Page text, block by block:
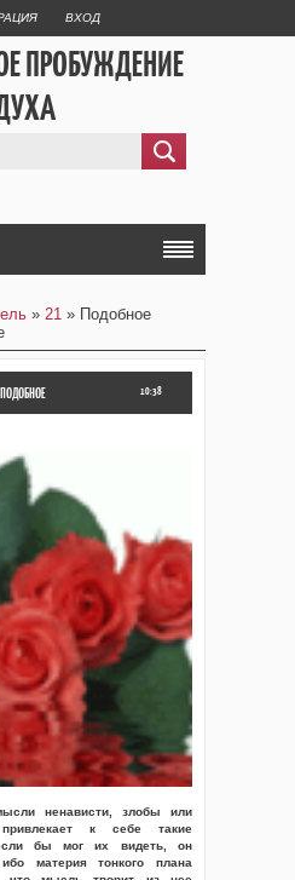
ВХОД
ПРОБУЖДЕНИЕ
» 21 » Подобное
10:38
ненависти, злобы или
к себе такие
бы мог их видеть, он
материя тонкого плана